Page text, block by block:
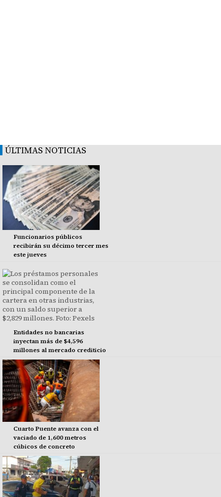
ÚLTIMAS NOTICIAS
Funcionarios públicos
recibirán su décimo tercer mes
este jueves
Entidades no bancarias
inyectan más de $4,596
millones al mercado crediticio
Cuarto Puente avanza con el
vaciado de 1,600 metros
cúbicos de concreto